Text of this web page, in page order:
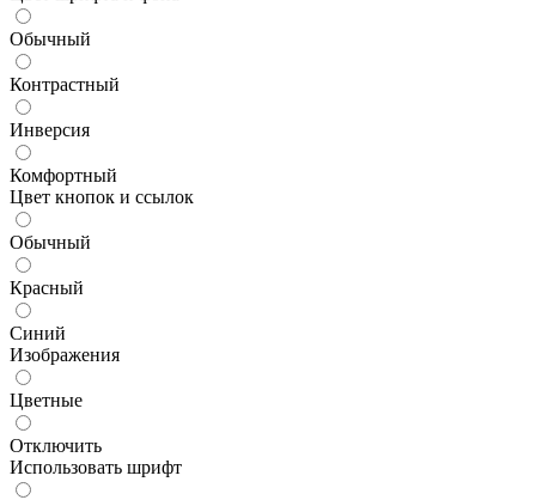
Обычный
Контрастный
Инверсия
Комфортный
Цвет кнопок и ссылок
Обычный
Красный
Синий
Изображения
Цветные
Отключить
Использовать шрифт